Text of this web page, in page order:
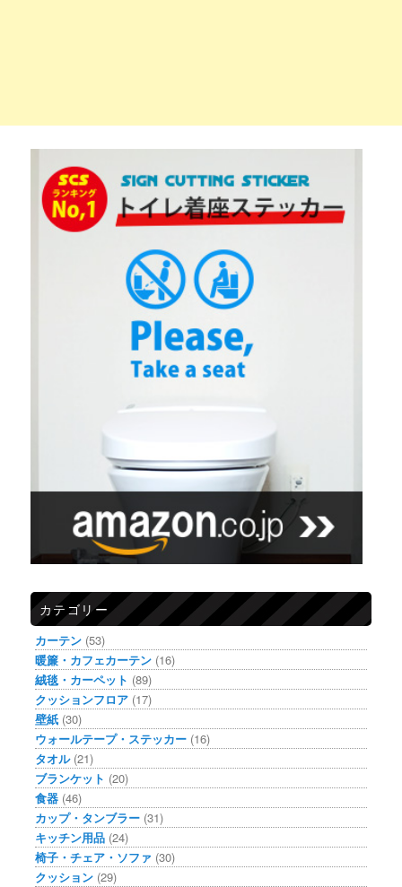
カテゴリー
カーテン (53)
暖簾・カフェカーテン (16)
絨毯・カーペット (89)
クッションフロア (17)
壁紙 (30)
ウォールテープ・ステッカー (16)
タオル(21)
ブランケット (20)
食器 (46)
カップ・タンブラー (31)
キッチン用品 (24)
椅子・チェア・ソファ (30)
クッション (29)